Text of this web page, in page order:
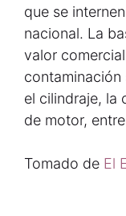
que se
nacional. La
valor
el cilindraje, la
de motor,
Tomado de El